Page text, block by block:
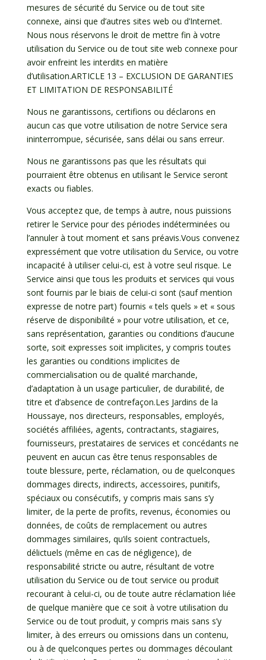
mesures de sécurité du Service ou de tout site
connexe, ainsi que d’autres sites web ou d’Internet.
Nous nous réservons le droit de mettre fin à votre
utilisation du Service ou de tout site web connexe pour
avoir enfreint les interdits en matière
d’utilisation.ARTICLE 13 – EXCLUSION DE GARANTIES
ET LIMITATION DE RESPONSABILITÉ
Nous ne garantissons, certifions ou déclarons en
aucun cas que votre utilisation de notre Service sera
ininterrompue, sécurisée, sans délai ou sans erreur.
Nous ne garantissons pas que les résultats qui
pourraient être obtenus en utilisant le Service seront
exacts ou fiables.
Vous acceptez que, de temps à autre, nous puissions
retirer le Service pour des périodes indéterminées ou
l’annuler à tout moment et sans préavis.Vous convenez
expressément que votre utilisation du Service, ou votre
incapacité à utiliser celui-ci, est à votre seul risque. Le
Service ainsi que tous les produits et services qui vous
sont fournis par le biais de celui-ci sont (sauf mention
expresse de notre part) fournis « tels quels » et « sous
réserve de disponibilité » pour votre utilisation, et ce,
sans représentation, garanties ou conditions d’aucune
sorte, soit expresses soit implicites, y compris toutes
les garanties ou conditions implicites de
commercialisation ou de qualité marchande,
d’adaptation à un usage particulier, de durabilité, de
titre et d’absence de contrefaçon.Les Jardins de la
Houssaye, nos directeurs, responsables, employés,
sociétés affiliées, agents, contractants, stagiaires,
fournisseurs, prestataires de services et concédants ne
peuvent en aucun cas être tenus responsables de
toute blessure, perte, réclamation, ou de quelconques
dommages directs, indirects, accessoires, punitifs,
spéciaux ou consécutifs, y compris mais sans s’y
limiter, de la perte de profits, revenus, économies ou
données, de coûts de remplacement ou autres
dommages similaires, qu’ils soient contractuels,
délictuels (même en cas de négligence), de
responsabilité stricte ou autre, résultant de votre
utilisation du Service ou de tout service ou produit
recourant à celui-ci, ou de toute autre réclamation liée
de quelque manière que ce soit à votre utilisation du
Service ou de tout produit, y compris mais sans s’y
limiter, à des erreurs ou omissions dans un contenu,
ou à de quelconques pertes ou dommages découlant